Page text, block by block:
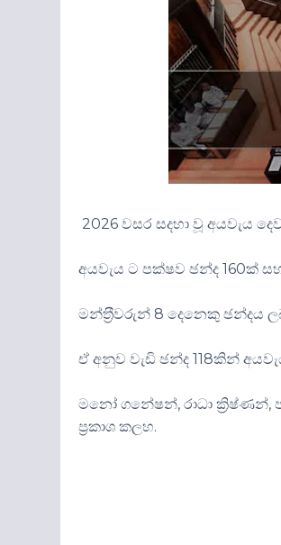
2026 වසර සදහා වූ අයවැය
අයවැය ට පක්ෂව ඡන්ද 160ක්
මන්ත‍්‍රීවරුන් 8 දෙනෙකු ඡන්දය
ඒ අනුව වැඩි ඡන්ද 118කින්
මනෝ ගනේෂන්, රාධා
ප්‍රකාශ කලහ.